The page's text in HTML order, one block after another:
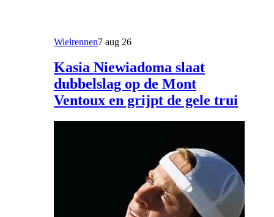
Wielrennen7 aug 26
Kasia Niewiadoma slaat
dubbelslag op de Mont
Ventoux en grijpt de gele trui